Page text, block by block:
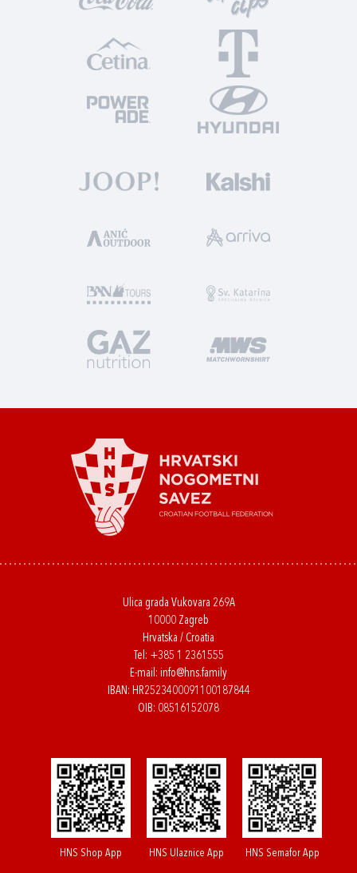
Ulica grada Vukovara 269A
10000 Zagreb
Hrvatska / Croatia
Tel: +385 1 2361555
E-mail: info@hns.family
IBAN: HR2523400091100187844
OIB: 08516152078
HNS Shop App HNS Ulaznice App HNS Semafor App